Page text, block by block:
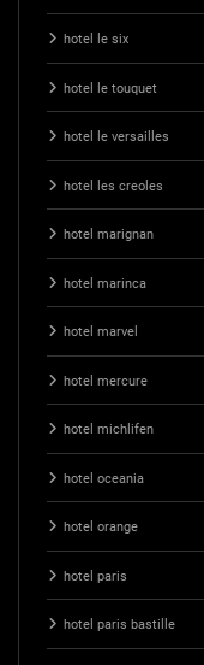
hotel le six
hotel le touquet
hotel le versailles
hotel les creoles
hotel marignan
hotel marinca
hotel marvel
hotel mercure
hotel michlifen
hotel oceania
hotel orange
hotel paris
hotel paris bastille